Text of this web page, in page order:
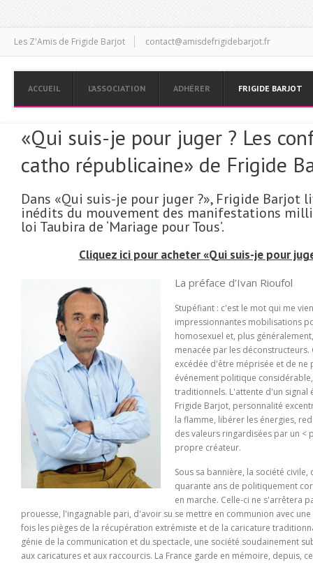
Les Z'Amis de Frigide Barjot contact@amisdefrigidebarjot.fr
ACCUEIL L’ASSOCIATION ADHÉRER FRIGIDE BARJOT
«Qui suis-je pour juger ? Les
catho républicaine» de Frigide
Dans «Qui suis-je pour juger ?», Frigide Barjot
inédits du mouvement des manifestations
loi Taubira de ‘Mariage pour Tous’.
Cliquez ici pour acheter «Qui suis-je pour
La préface d’Ivan Rioufol
Stupéfiant : c'est le mot qui me
impressionnantes mobilisations
homosexuel et, plus
menacée par les
excédée d'être méprisée et de
événement politique
traditionnels. L'attente d'un signal
Frigide Barjot, personnalité
la flamme, libérer les énergies,
des valeurs ringardisées par un
propre créateur.
Sous sa bannière, la société
quarante ans de politiquement
en marche. Celle-ci ne s'arrêtera
prouesse, l'ingagnable pari, d'avoir su se mettre en communion avec
fois les pièges de la récupération extrémiste et de la caricature
génie de la communication et du spectacle, une société soudainement
aux caricatures et aux raccourcis. La France garde en mémoire, depuis,